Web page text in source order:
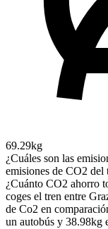
69.29kg
¿Cuáles son las
emisiones de CO2
¿Cuánto CO2 ahorro
coges el tren entre
de Co2 en
un autobús y 38.98kg